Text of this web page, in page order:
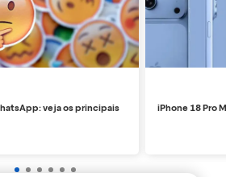
veja os principais iPhone 18 Pro